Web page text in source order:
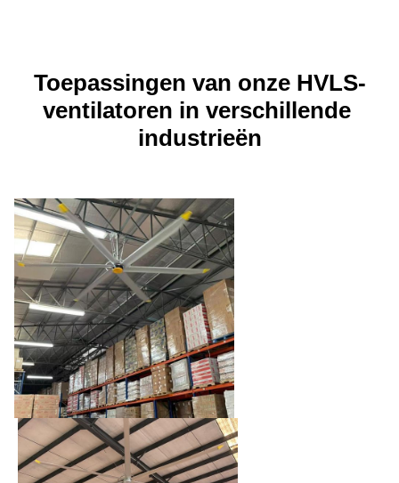
Toepassingen van onze HVLS-
ventilatoren in verschillende
industrieën